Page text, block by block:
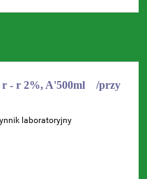
r - r 2%, A'500ml /przy
laboratoryjny